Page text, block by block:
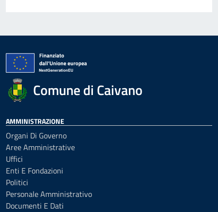
Comune di Caivano
AMMINISTRAZIONE
Organi Di Governo
Aree Amministrative
Uffici
Enti E Fondazioni
Politici
Personale Amministrativo
Documenti E Dati